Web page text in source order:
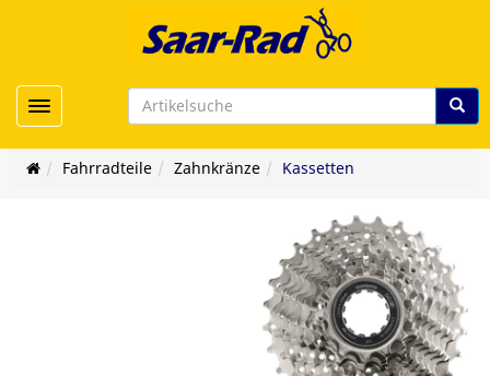
Toggle navigation
Fahrradteile Zahnkränze Kassetten